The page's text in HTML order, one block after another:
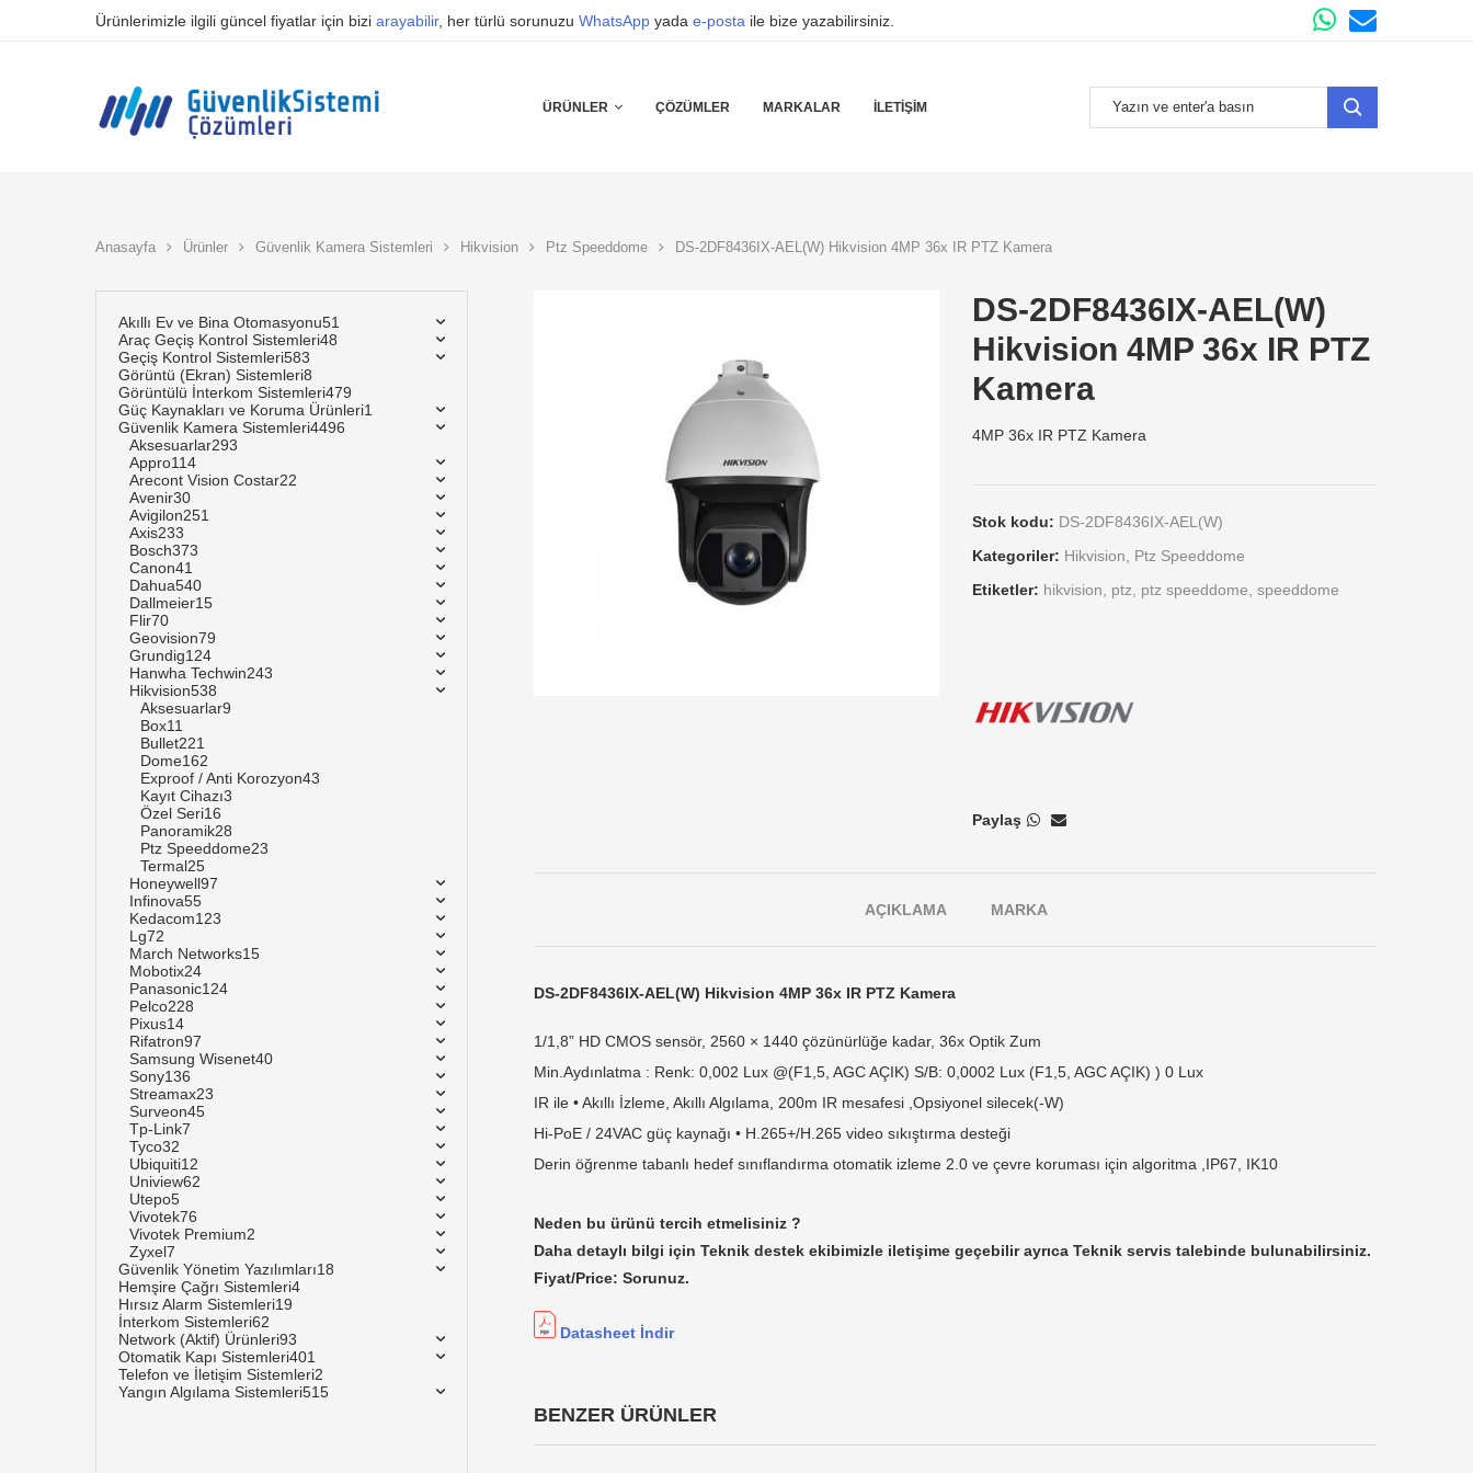
Ürünlerimizle ilgili güncel fiyatlar için bizi arayabilir, her türlü sorunuzu WhatsApp yada e-posta ile bize yazabilirsiniz.
ÜRÜNLER ÇÖZÜMLER MARKALAR İLETIŞIM
Anasayfa Ürünler Güvenlik Kamera Sistemleri Hikvision Ptz Speeddome DS-2DF8436IX-AEL(W) Hikvision 4MP 36x IR PTZ Kamera
DS-2DF8436IX-AEL(W)
Hikvision 4MP 36x IR PTZ
Kamera
4MP 36x IR PTZ Kamera
Stok kodu: DS-2DF8436IX-AEL(W)
Kategoriler: Hikvision
Ptz Speeddome
Etiketler: hikvision ptz ptz speeddome speeddome
Paylaş
AÇIKLAMA MARKA
DS-2DF8436IX-AEL(W) Hikvision 4MP 36x IR PTZ Kamera
1/1,8” HD CMOS sensör, 2560 × 1440 çözünürlüğe kadar, 36x Optik Zum
Min.Aydınlatma : Renk: 0,002 Lux @(F1,5, AGC AÇIK) S/B: 0,0002 Lux (F1,5, AGC AÇIK) ) 0 Lux
IR ile • Akıllı İzleme, Akıllı Algılama, 200m IR mesafesi ,Opsiyonel silecek(-W)
Hi-PoE / 24VAC güç kaynağı • H.265+/H.265 video sıkıştırma desteği
Derin öğrenme tabanlı hedef sınıflandırma otomatik izleme 2.0 ve çevre koruması için algoritma ,IP67, IK10
Neden bu ürünü tercih etmelisiniz ?
Daha detaylı bilgi için Teknik destek ekibimizle iletişime geçebilir ayrıca Teknik servis talebinde bulunabilirsiniz.
Fiyat/Price: Sorunuz.
Datasheet İndir
BENZER ÜRÜNLER
Akıllı Ev ve Bina Otomasyonu51
Araç Geçiş Kontrol Sistemleri48
Geçiş Kontrol Sistemleri583
Görüntü (Ekran) Sistemleri8
Görüntülü İnterkom Sistemleri479
Güç Kaynakları ve Koruma Ürünleri1
Güvenlik Kamera Sistemleri4496
Aksesuarlar293
Appro114
Arecont Vision Costar22
Avenir30
Avigilon251
Axis233
Bosch373
Canon41
Dahua540
Dallmeier15
Flir70
Geovision79
Grundig124
Hanwha Techwin243
Hikvision538
Aksesuarlar9
Box11
Bullet221
Dome162
Exproof / Anti Korozyon43
Kayıt Cihazı3
Özel Seri16
Panoramik28
Ptz Speeddome23
Termal25
Honeywell97
Infinova55
Kedacom123
Lg72
March Networks15
Mobotix24
Panasonic124
Pelco228
Pixus14
Rifatron97
Samsung Wisenet40
Sony136
Streamax23
Surveon45
Tp-Link7
Tyco32
Ubiquiti12
Uniview62
Utepo5
Vivotek76
Vivotek Premium2
Zyxel7
Güvenlik Yönetim Yazılımları18
Hemşire Çağrı Sistemleri4
Hırsız Alarm Sistemleri19
İnterkom Sistemleri62
Network (Aktif) Ürünleri93
Otomatik Kapı Sistemleri401
Telefon ve İletişim Sistemleri2
Yangın Algılama Sistemleri515